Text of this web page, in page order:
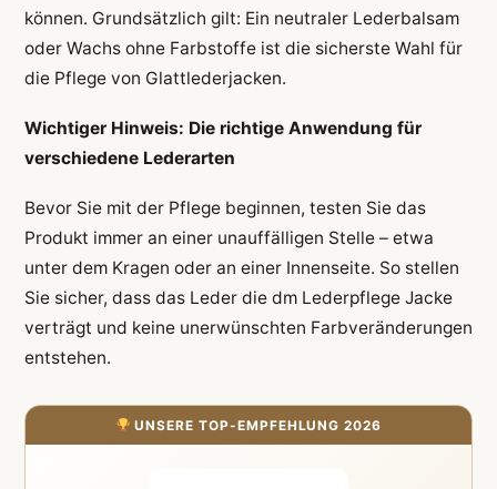
können. Grundsätzlich gilt: Ein neutraler Lederbalsam
oder Wachs ohne Farbstoffe ist die sicherste Wahl für
die Pflege von Glattlederjacken.
Wichtiger Hinweis: Die richtige Anwendung für
verschiedene Lederarten
Bevor Sie mit der Pflege beginnen, testen Sie das
Produkt immer an einer unauffälligen Stelle – etwa
unter dem Kragen oder an einer Innenseite. So stellen
Sie sicher, dass das Leder die dm Lederpflege Jacke
verträgt und keine unerwünschten Farbveränderungen
entstehen.
UNSERE TOP-EMPFEHLUNG 2026